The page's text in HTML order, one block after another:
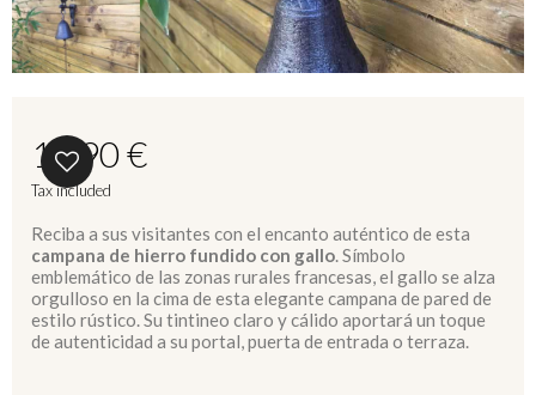
12,90 €
Tax included
Reciba a sus visitantes con el encanto auténtico de esta
campana de hierro fundido con gallo. Símbolo
emblemático de las zonas rurales francesas, el gallo se alza
orgulloso en la cima de esta elegante campana de pared de
estilo rústico. Su tintineo claro y cálido aportará un toque
de autenticidad a su portal, puerta de entrada o terraza.